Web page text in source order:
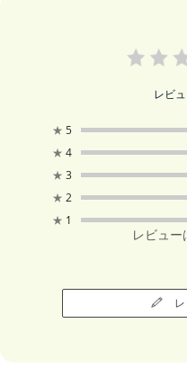
レビ
★ 5
★ 4
★ 3
★ 2
★ 1
レビュー